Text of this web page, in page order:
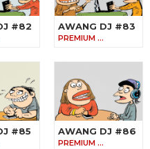
#82 AWANG DJ #83
PREMIUM …
#85 AWANG DJ #86
PREMIUM …